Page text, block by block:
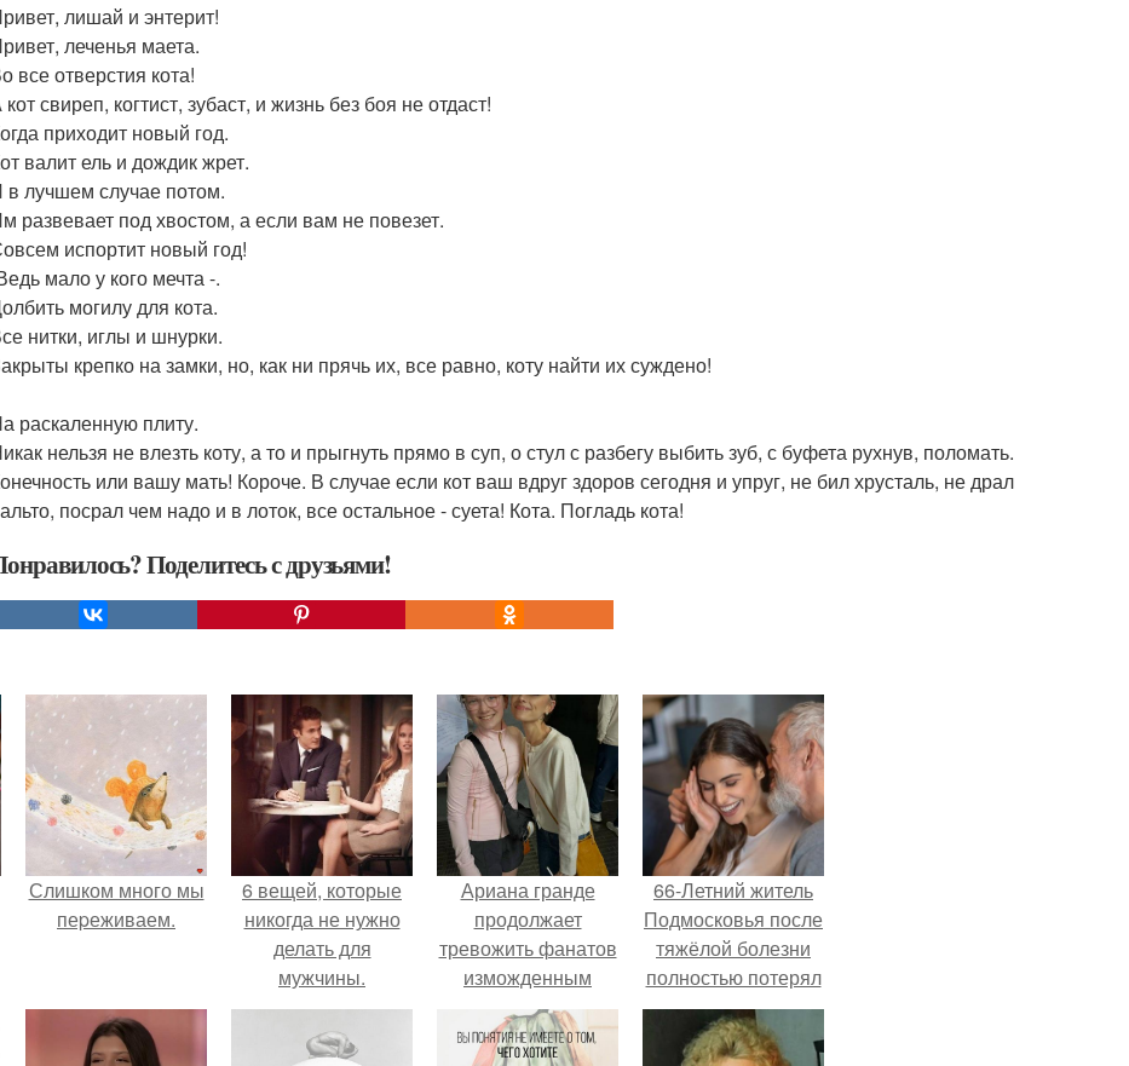
лишай и энтерит!
леченья маета.
все отверстия кота!
свиреп, когтист, зубаст, и жизнь без боя не отдаст!
приходит новый год.
валит ель и дождик жрет.
в лучшем случае потом.
развевает под хвостом, а если вам не повезет.
испортит новый год!
мало у кого мечта -.
могилу для кота.
нитки, иглы и шнурки.
крепко на замки, но, как ни прячь их, все равно, коту найти их суждено!
раскаленную плиту.
нельзя не влезть коту, а то и прыгнуть прямо в суп, о стул с разбегу выбить зуб, с буфета рухнув, поломать.
или вашу мать! Короче. В случае если кот ваш вдруг здоров сегодня и упруг, не бил хрусталь, не драл
посрал чем надо и в лоток, все остальное - суета! Кота. Погладь кота!
Поделитесь с друзьями!
Слишком много мы
пеpеживаем.
6 вещей, которые
никогда не нужно
делать для
мужчины.
Ариана гранде
продолжает
тревожить фанатов
изможденным
Видом.
66-Летний житель
Подмосковья после
тяжёлой болезни
полностью потерял
потенцию, но
решил